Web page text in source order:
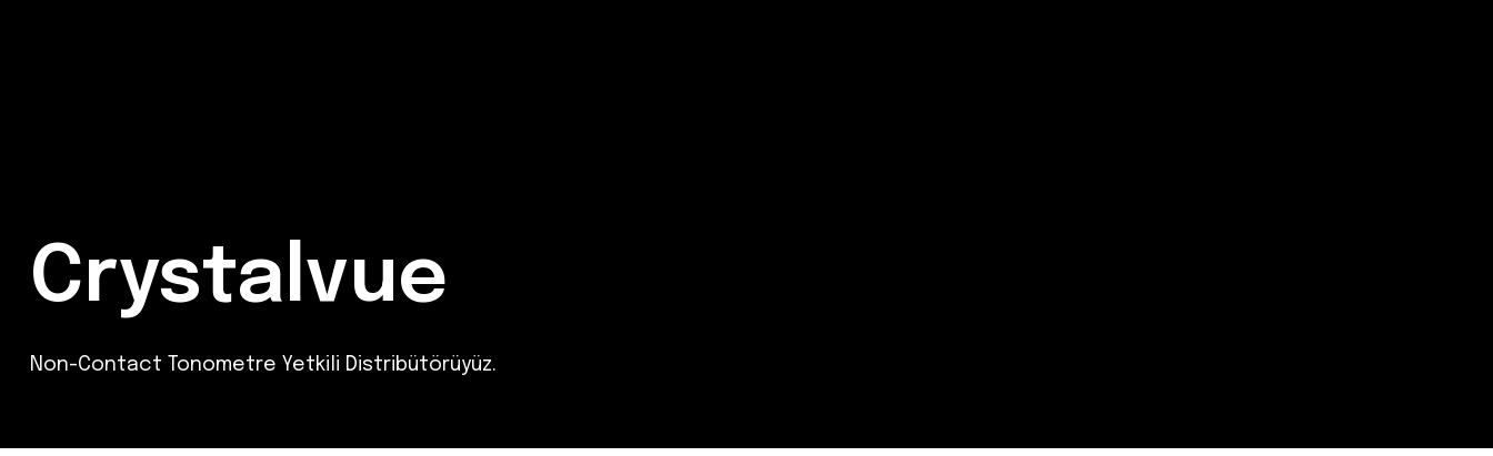
Crystalvue
Non-Contact Tonometre Yetkili Distribütörüyüz.